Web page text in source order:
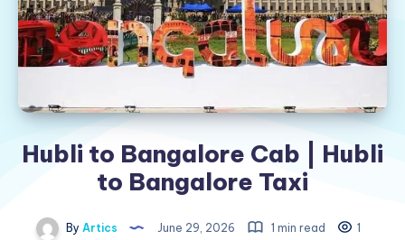
Hubli to Bangalore Cab | Hubli
to Bangalore Taxi
By Artics June 29, 2026 1 min read 1